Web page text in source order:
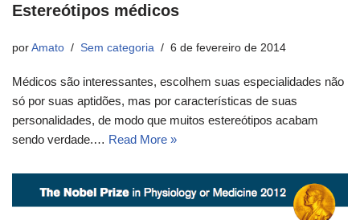
Estereótipos médicos
por Amato Sem categoria 6 de fevereiro de 2014
Médicos são interessantes, escolhem suas especialidades não
só por suas aptidões, mas por características de suas
personalidades, de modo que muitos estereótipos acabam
sendo verdade.… Read More »